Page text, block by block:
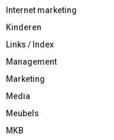
Internet marketing
Kinderen
Links / Index
Management
Marketing
Media
Meubels
MKB